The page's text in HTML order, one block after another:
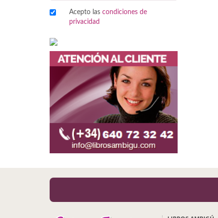
Acepto las condiciones de
privacidad